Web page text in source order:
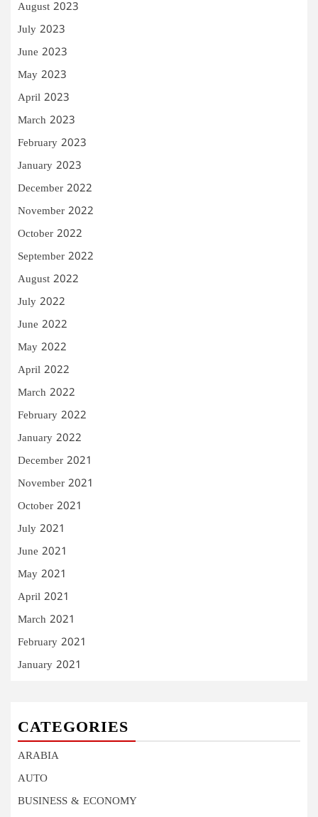
August 2023
July 2023
June 2023
May 2023
April 2023
March 2023
February 2023
January 2023
December 2022
November 2022
October 2022
September 2022
August 2022
July 2022
June 2022
May 2022
April 2022
March 2022
February 2022
January 2022
December 2021
November 2021
October 2021
July 2021
June 2021
May 2021
April 2021
March 2021
February 2021
January 2021
CATEGORIES
ARABIA
AUTO
BUSINESS & ECONOMY